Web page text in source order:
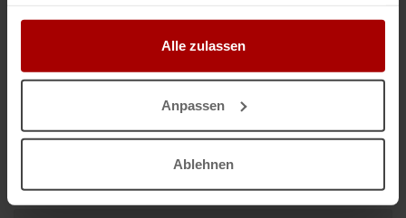
gesammelt haben.
Alle zulassen
Anpassen
Ablehnen
Firmen aller Branchen einsehen
INSERIEREN
Auftrag vergeben